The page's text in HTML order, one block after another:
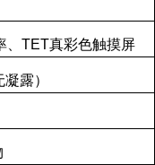
TET真彩色触摸屏
凝露）